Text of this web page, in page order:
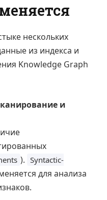
нескольких
из индекса и
Knowledge Graph
и
). Syntactic-
для анализа